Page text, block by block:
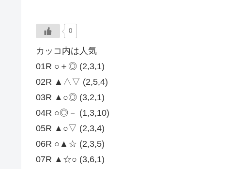
0
カッコ内は人気
01R ○＋◎ (2,3,1)
02R ▲△▽ (2,5,4)
03R ▲○◎ (3,2,1)
04R ○◎－ (1,3,10)
05R ▲○▽ (2,3,4)
06R ○▲☆ (2,3,5)
07R ▲☆○ (3,6,1)